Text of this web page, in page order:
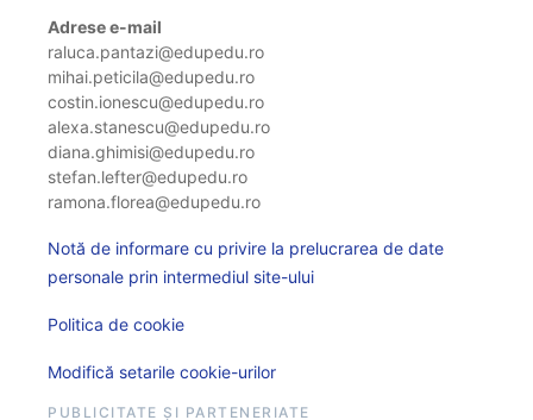
Adrese e-mail
raluca.pantazi@edupedu.ro
mihai.peticila@edupedu.ro
costin.ionescu@edupedu.ro
alexa.stanescu@edupedu.ro
diana.ghimisi@edupedu.ro
stefan.lefter@edupedu.ro
ramona.florea@edupedu.ro
Notă de informare cu privire la prelucrarea de date
personale prin intermediul site-ului
Politica de cookie
Modifică setarile cookie-urilor
PUBLICITATE ȘI PARTENERIATE